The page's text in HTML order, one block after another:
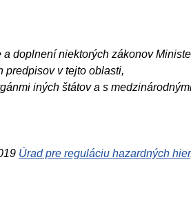
doplnení niektorých zákonov
predpisov v tejto oblasti,
iných štátov a s
Úrad pre reguláciu hazardných hier